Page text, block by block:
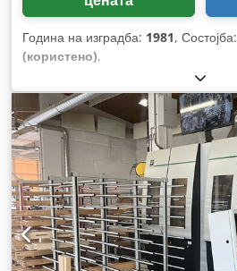
Година на изградба: 1981, Состојба:
(користено),